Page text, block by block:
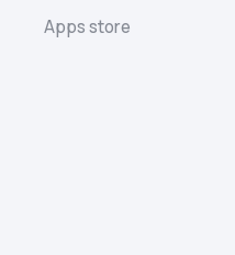
Apps store